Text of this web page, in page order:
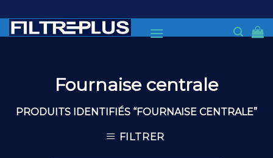
to
content
Fournaise centrale
PRODUITS IDENTIFIÉS “FOURNAISE CENTRALE”
FILTRER